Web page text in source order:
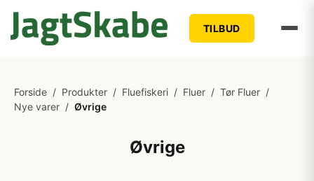
TILBUD
Forside / Produkter / Fluefiskeri / Fluer / Tør Fluer /
Nye varer / Øvrige
Øvrige